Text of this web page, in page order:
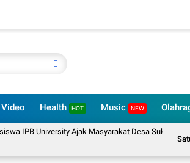
Video Health HOT Music NEW
Ajak Masyarakat Desa Sukarame